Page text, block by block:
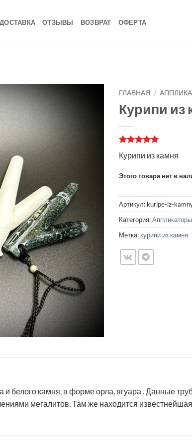
ДОСТАВКА ОТЗЫВЫ ВОЗВРАТ ОФЕРТА
ГЛАВНАЯ /
Курипи из
Рейтинг
из 5 на
опроса
1
Курипи из камня
Этого товара нет в
Артикул: kuripe-iz-
Категория:Аппликаторы
Метка: курипи из камня
и белого камня, в форме орла, ягуара . Данные
мегалитов. Там же находится